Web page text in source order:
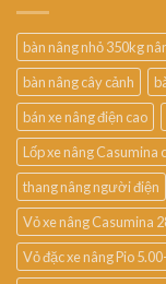
bàn nâng nhỏ 350kg
bàn nâng cây cảnh
bán xe nâng điện cao
Lốp xe nâng Casumina
thang nâng người điện
Vỏ xe nâng Casumina
Vỏ đặc xe nâng Pio